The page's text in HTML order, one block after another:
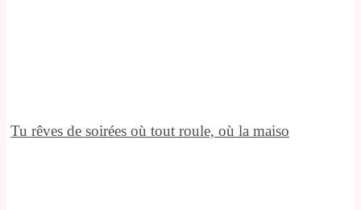
Tu rêves de soirées où tout roule, où la maiso